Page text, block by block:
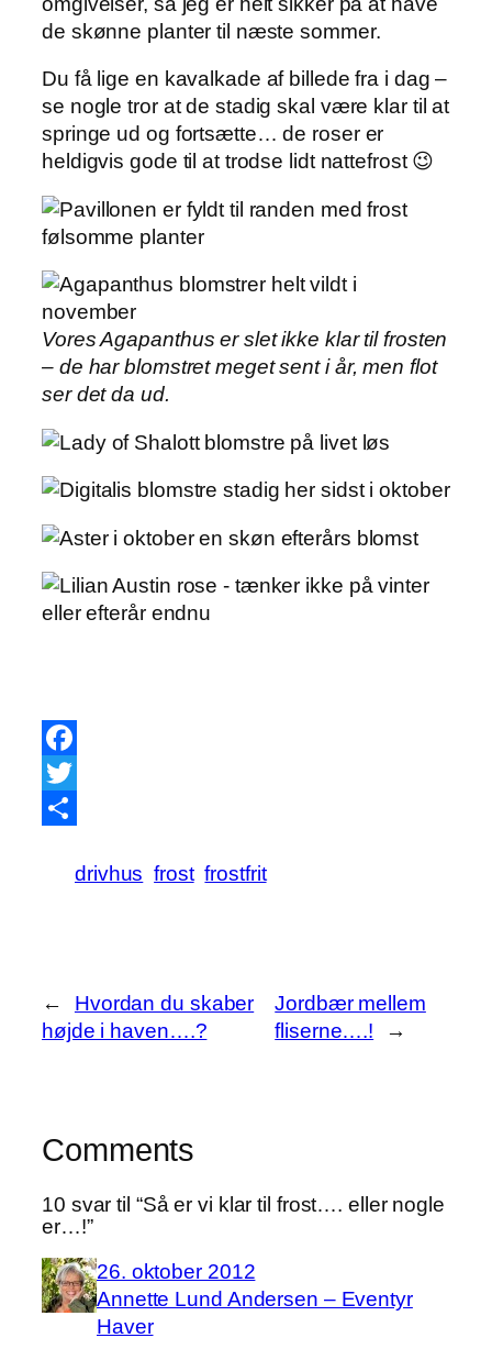
de skønne planter til næste sommer.
Du få lige en kavalkade af billede fra i dag –
se nogle tror at de stadig skal være klar til at
springe ud og fortsætte… de roser er
heldigvis gode til at trodse lidt nattefrost 😉
Vores Agapanthus er slet ikke klar til frosten
– de har blomstret meget sent i år, men flot
ser det da ud.
Facebook
Twitter
drivhus frost frostfrit
←
Hvordan du skaber
højde i haven….?
Jordbær mellem
fliserne….!
→
Comments
10 svar til “Så er vi klar til frost…. eller nogle
er…!”
26. oktober 2012
Annette Lund Andersen – Eventyr
Haver